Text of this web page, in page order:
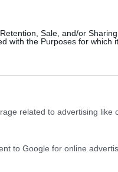
Sale, and/or Sharing
with the Purposes for which it
related to advertising like
to Google for online
kívül olyan
Temple, Jesse
Bacon.